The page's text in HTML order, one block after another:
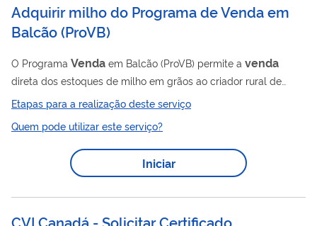
Adquirir milho do Programa de Venda em
Balcão(ProVB)
O Programa Venda em Balcão (ProVB) permite a venda
direta dos estoques de milho em grãos ao criador rural de
pequeno porte, que terá acesso aos estoques de milho em
grãos, sob gestão da Conab, por meio de vendas diretas, a
preços compatíveis com os praticados nos mercados
atacadistas locais.
Etapas para a realização deste serviço
Quem pode utilizar este serviço?
Iniciar
CVI Canadá - Solicitar Certificado